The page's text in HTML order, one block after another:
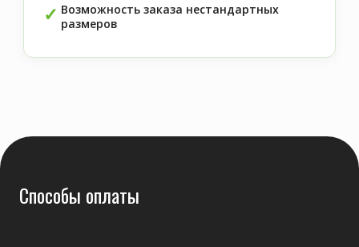
Возможность заказа нестандартных
размеров
Способы оплаты